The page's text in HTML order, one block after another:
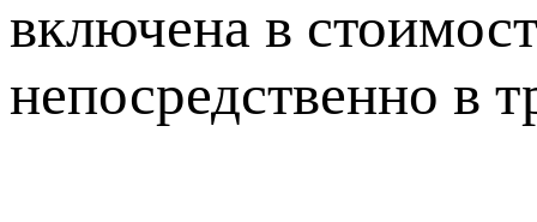
включена в
непосредственно в